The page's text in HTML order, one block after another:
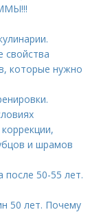
свойства
которые нужно
и шрамов
после 50-55 лет.
50 лет. Почему